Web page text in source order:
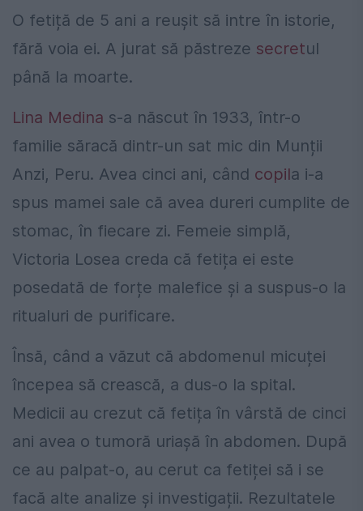
O fetiță de 5 ani a reușit să intre în istorie,
fără voia ei. A jurat să păstreze secretul
până la moarte.
Lina Medina s-a născut în 1933, într-o
familie săracă dintr-un sat mic din Munții
Anzi, Peru. Avea cinci ani, când copila i-a
spus mamei sale că avea dureri cumplite de
stomac, în fiecare zi. Femeie simplă,
Victoria Losea creda că fetița ei este
posedată de forțe malefice și a suspus-o la
ritualuri de purificare.
Însă, când a văzut că abdomenul micuței
începea să crească, a dus-o la spital.
Medicii au crezut că fetița în vârstă de cinci
ani avea o tumoră uriașă în abdomen. După
ce au palpat-o, au cerut ca fetiței să i se
facă alte analize și investigații. Rezultatele